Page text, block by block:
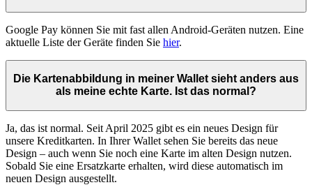
Google Pay können Sie mit fast allen Android-Geräten nutzen. Eine
aktuelle Liste der Geräte finden Sie hier.
Die Kartenabbildung in meiner Wallet sieht anders aus
als meine echte Karte. Ist das normal?
Ja, das ist normal. Seit April 2025 gibt es ein neues Design für
unsere Kreditkarten. In Ihrer Wallet sehen Sie bereits das neue
Design – auch wenn Sie noch eine Karte im alten Design nutzen.
Sobald Sie eine Ersatzkarte erhalten, wird diese automatisch im
neuen Design ausgestellt.